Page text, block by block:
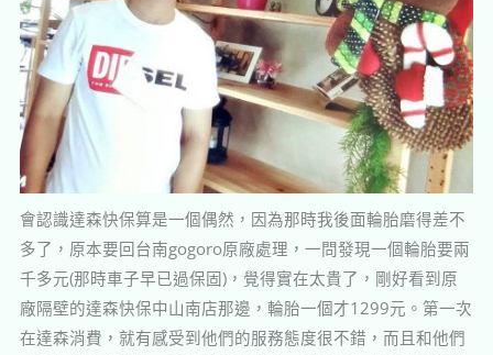
會認識達森快保算是一個偶然，因為那時我後面輪胎磨得差不
多了，原本要回台南gogoro原廠處理，一問發現一個輪胎要兩
千多元(那時車子早已過保固)，覺得實在太貴了，剛好看到原
廠隔壁的達森快保中山南店那邊，輪胎一個才1299元。第一次
在達森消費，就有感受到他們的服務態度很不錯，而且和他們